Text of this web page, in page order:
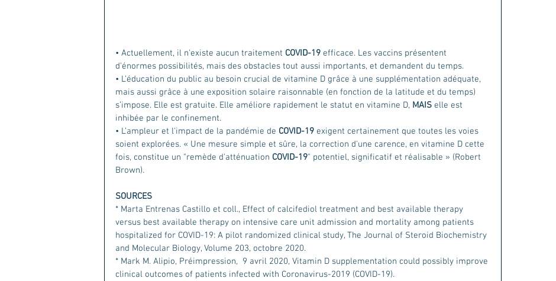
• Actuellement, il n'existe aucun traitement COVID-19 efficace. Les vaccins présentent
d'énormes possibilités, mais des obstacles tout aussi importants, et demandent du temps.
• L’éducation du public au besoin crucial de vitamine D grâce à une supplémentation adéquate,
mais aussi grâce à une exposition solaire raisonnable (en fonction de la latitude et du temps)
s’impose. Elle est gratuite. Elle améliore rapidement le statut en vitamine D, MAIS elle est
inhibée par le confinement.
• L’ampleur et l'impact de la pandémie de COVID-19 exigent certainement que toutes les voies
soient explorées. « Une mesure simple et sûre, la correction d'une carence, en vitamine D cette
fois, constitue un "remède d'atténuation COVID-19" potentiel, significatif et réalisable » (Robert
Brown).
SOURCES
* Marta Entrenas Castillo et coll., Effect of calcifediol treatment and best available therapy
versus best available therapy on intensive care unit admission and mortality among patients
hospitalized for COVID-19: A pilot randomized clinical study, The Journal of Steroid Biochemistry
and Molecular Biology, Volume 203, octobre 2020.
* Mark M. Alipio, Préimpression,  9 avril 2020, Vitamin D supplementation could possibly improve
clinical outcomes of patients infected with Coronavirus-2019 (COVID-19).